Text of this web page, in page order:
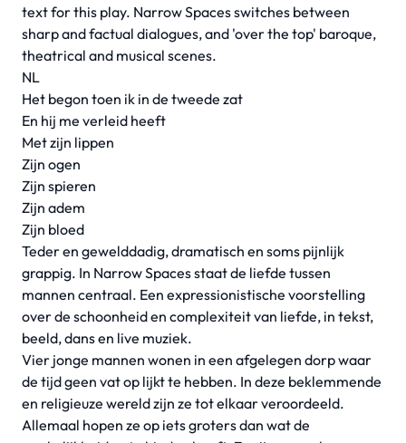
text for this play. Narrow Spaces switches between
sharp and factual dialogues, and 'over the top' baroque,
theatrical and musical scenes.
NL
Het begon toen ik in de tweede zat
En hij me verleid heeft
Met zijn lippen
Zijn ogen
Zijn spieren
Zijn adem
Zijn bloed
Teder en gewelddadig, dramatisch en soms pijnlijk
grappig. In Narrow Spaces staat de liefde tussen
mannen centraal. Een expressionistische voorstelling
over de schoonheid en complexiteit van liefde, in tekst,
beeld, dans en live muziek.
Vier jonge mannen wonen in een afgelegen dorp waar
de tijd geen vat op lijkt te hebben. In deze beklemmende
en religieuze wereld zijn ze tot elkaar veroordeeld.
Allemaal hopen ze op iets groters dan wat de